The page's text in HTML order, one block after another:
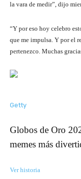
la vara de medir”, dijo
“Y por eso hoy celebro
que me impulsa. Y por el
pertenezco. Muchas
Getty
Globos de Oro
memes más
Ver historia